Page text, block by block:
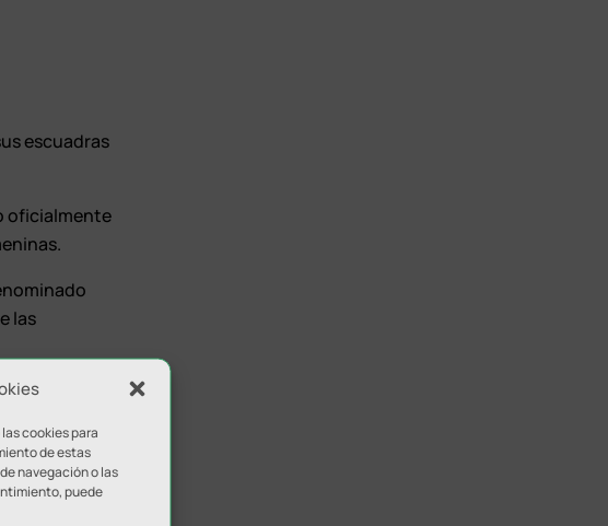
cookies para
de estas
navegación o las
puede
escuadras
oficialmente
las
y nacional,